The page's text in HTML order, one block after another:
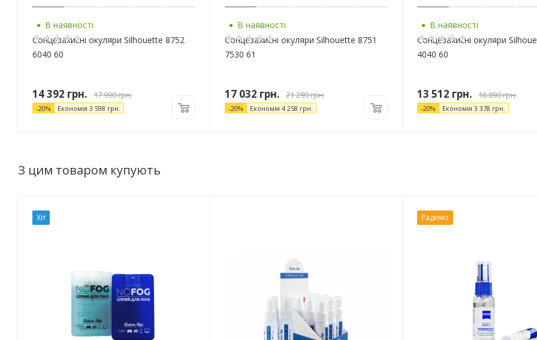
В наявності
Сонцезахисні окуляри Silhouette 8752
6040 60
14 392 грн. 17 990грн.
-20% Економія 3 598 грн.
В наявності
Сонцезахисні окуляри Silhouette 8751
7530 61
17 032 грн. 21 290грн.
-20% Економія 4 258 грн.
В наявності
Сонцезахисні окуляри
4040 60
13 512 грн. 16 890грн.
-20% Економія 3 378 грн.
З цим товаром купують
Хіт Радимо